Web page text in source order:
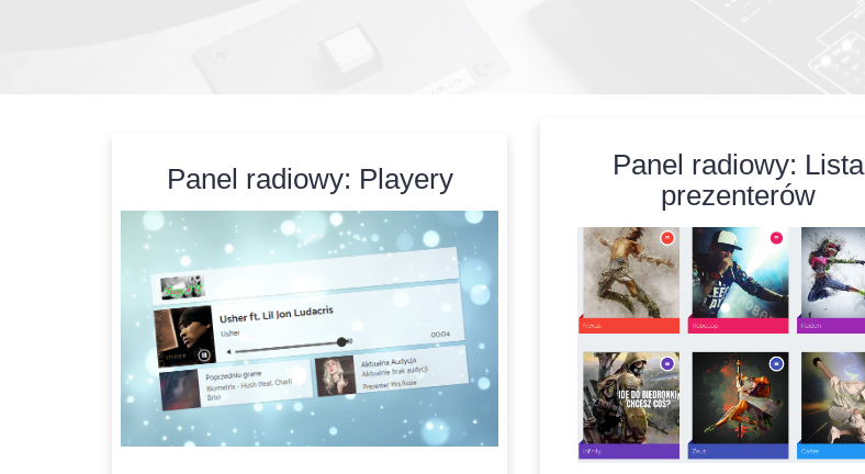
Panel radiowy: Playery
Panel radiowy: Lista
prezenterów